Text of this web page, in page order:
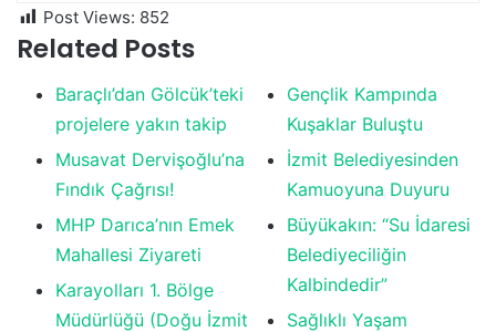
Post Views: 852
Related Posts
Baraçlı’dan Gölcük’teki
projelere yakın takip
Musavat Dervişoğlu’na
Fındık Çağrısı!
MHP Darıca’nın Emek
Mahallesi Ziyareti
Karayolları 1. Bölge
Müdürlüğü (Doğu İzmit
Gençlik Kampında
Kuşaklar Buluştu
İzmit Belediyesinden
Kamuoyuna Duyuru
Büyükakın: “Su İdaresi
Belediyeciliğin
Kalbindedir”
Sağlıklı Yaşam